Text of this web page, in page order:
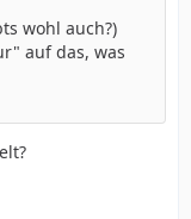
wohl auch?)
auf das, was